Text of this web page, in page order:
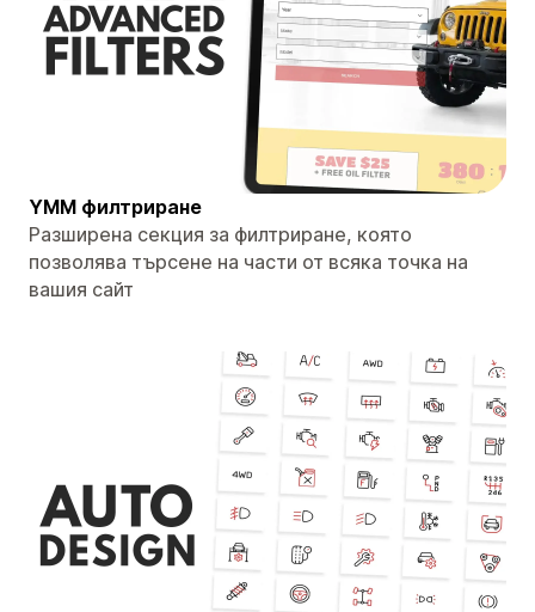
YMM филтриране
Разширена секция за филтриране, която
позволява търсене на части от всяка точка на
вашия сайт